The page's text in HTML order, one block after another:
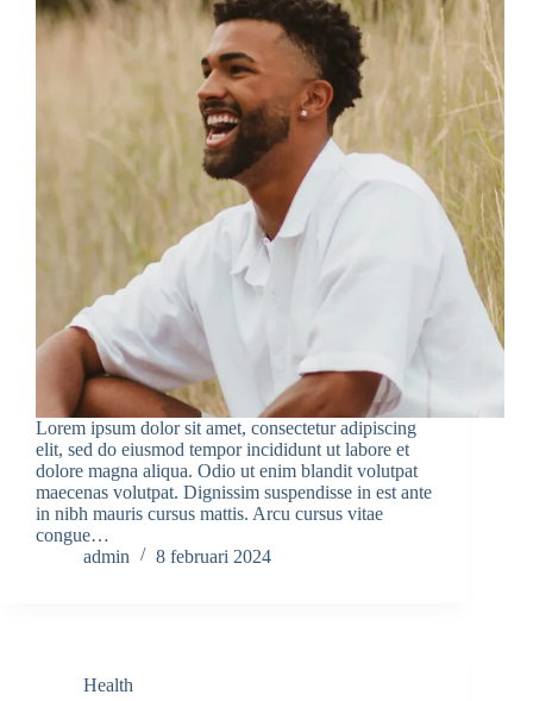
Lorem ipsum dolor sit amet, consectetur adipiscing
elit, sed do eiusmod tempor incididunt ut labore et
dolore magna aliqua. Odio ut enim blandit volutpat
maecenas volutpat. Dignissim suspendisse in est ante
in nibh mauris cursus mattis. Arcu cursus vitae
congue…
admin
8 februari 2024
Health